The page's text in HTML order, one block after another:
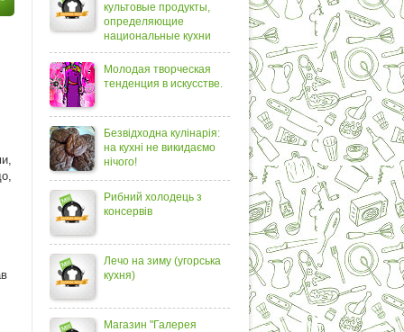
культовые продукты,
определяющие
национальные кухни
Молодая творческая
тенденция в искусстве.
Безвідходна кулінарія:
на кухні не викидаємо
нічого!
Рибний холодець з
консервів
Лечо на зиму (угорська
кухня)
Магазин "Галерея